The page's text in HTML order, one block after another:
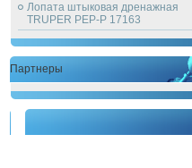
Лопата штыковая дренажная
TRUPER PEP-P 17163
Партнеры